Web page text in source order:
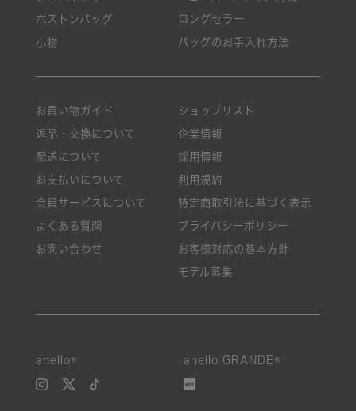
ボストンバッグ
小物
ロングセラー
バッグのお手入れ方法
お買い物ガイド
返品・交換について
配送について
お支払いについて
会員サービスについて
よくある質問
お問い合わせ
ショップリスト
企業情報
採用情報
利用規約
特定商取引法に基づく表示
プライバシーポリシー
お客様対応の基本方針
モデル募集
anello® anello GRANDE®